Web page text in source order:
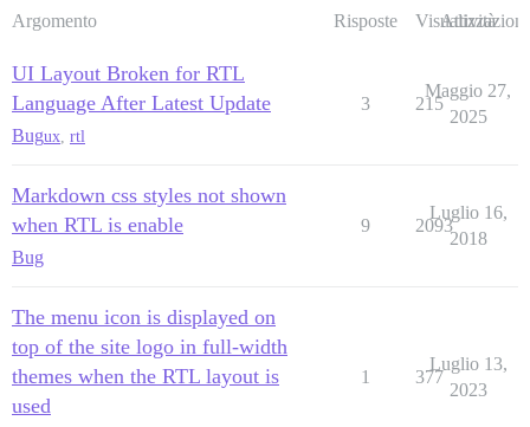
Argomento Risposte Visualizzazioni
Attività
UI Layout Broken for RTL
Language After Latest Update
Bugux rtl
3 215
Maggio 27,
2025
Markdown css styles not shown
when RTL is enable
Bug
9 2093
Luglio 16,
2018
The menu icon is displayed on
top of the site logo in full-width
themes when the RTL layout is
used
1 377
Luglio 13,
2023